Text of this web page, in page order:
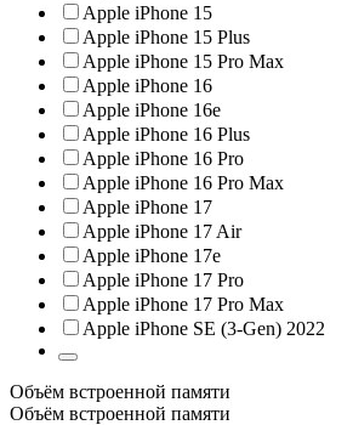
Apple iPhone 15
Apple iPhone 15 Plus
Apple iPhone 15 Pro Max
Apple iPhone 16
Apple iPhone 16e
Apple iPhone 16 Plus
Apple iPhone 16 Pro
Apple iPhone 16 Pro Max
Apple iPhone 17
Apple iPhone 17 Air
Apple iPhone 17e
Apple iPhone 17 Pro
Apple iPhone 17 Pro Max
Apple iPhone SE (3-Gen) 2022
Объём встроенной памяти
Объём встроенной памяти